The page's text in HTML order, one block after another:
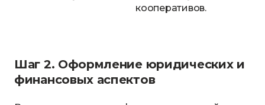
кооперативов.
Шаг 2. Оформление юридических и
финансовых аспектов